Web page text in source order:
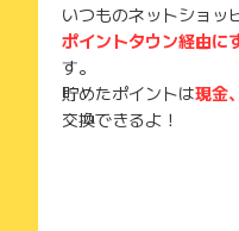
【北米】ハワイ州・ニュ
ノゼ/シリコンバレー
【その他】グアム・サイ
※ 楽天トラベルでご予約い
ますが、Booking.com取り
ります。
いつものネットショッ
ポイントタウン経由に
す。
貯めたポイントは現金
交換できるよ！